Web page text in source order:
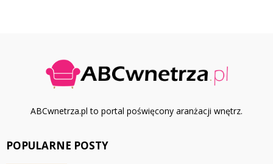
ABCwnetrza.pl to portal poświęcony aranżacji wnętrz.
POPULARNE POSTY